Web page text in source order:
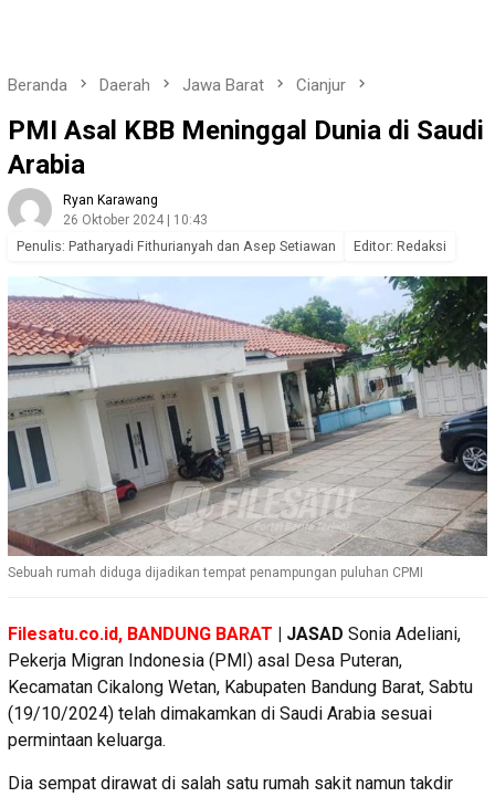
Beranda Daerah Jawa Barat Cianjur
PMI Asal KBB Meninggal Dunia di Saudi
Arabia
Ryan Karawang
26 Oktober 2024 | 10:43
Penulis: Patharyadi Fithurianyah dan Asep Setiawan Editor: Redaksi
Sebuah rumah diduga dijadikan tempat penampungan puluhan CPMI
Filesatu.co.id, BANDUNG BARAT | JASAD Sonia Adeliani,
Pekerja Migran Indonesia (PMI) asal Desa Puteran,
Kecamatan Cikalong Wetan, Kabupaten Bandung Barat, Sabtu
(19/10/2024) telah dimakamkan di Saudi Arabia sesuai
permintaan keluarga.
Dia sempat dirawat di salah satu rumah sakit namun takdir